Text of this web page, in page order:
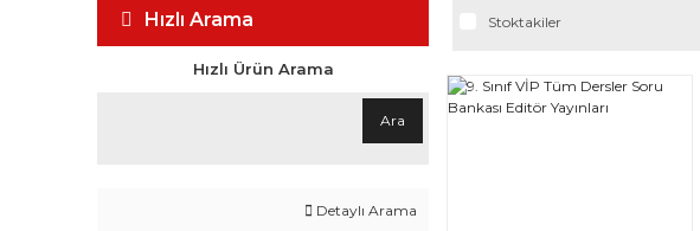
Hızlı Arama
Hızlı Ürün Arama
Ara
Detaylı Arama
Stoktakiler